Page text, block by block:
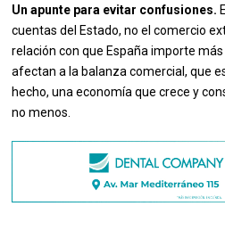
Un apunte para evitar confusiones.
cuentas del Estado, no el comercio
relación con que España importe
afectan a la balanza comercial, que
hecho, una economía que crece y
no menos.